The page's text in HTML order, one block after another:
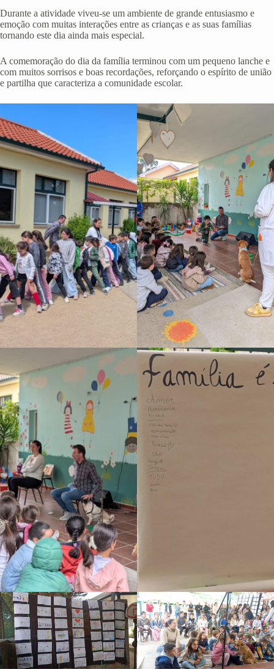
Durante a atividade viveu-se um ambiente de grande entusiasmo e
emoção com muitas interações entre as crianças e as suas famílias
tornando este dia ainda mais especial.
A comemoração do dia da família terminou com um pequeno lanche e
com muitos sorrisos e boas recordações, reforçando o espírito de união
e partilha que caracteriza a comunidade escolar.